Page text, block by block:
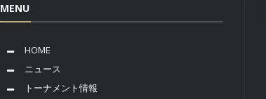
MENU
HOME
ニュース
トーナメント情報